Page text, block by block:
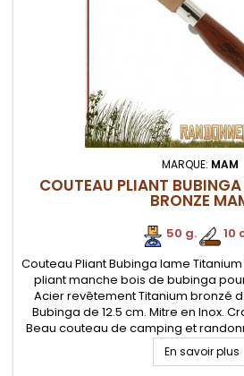
MARQUE: MAM
COUTEAU PLIANT
BRONZE
50 g.
10
Couteau Pliant Bubinga lame
pliant manche bois de bubinga
Acier revêtement Titanium bronzé
Bubinga de 12.5 cm. Mitre en Inox.
Beau couteau de camping et
En savoir plus